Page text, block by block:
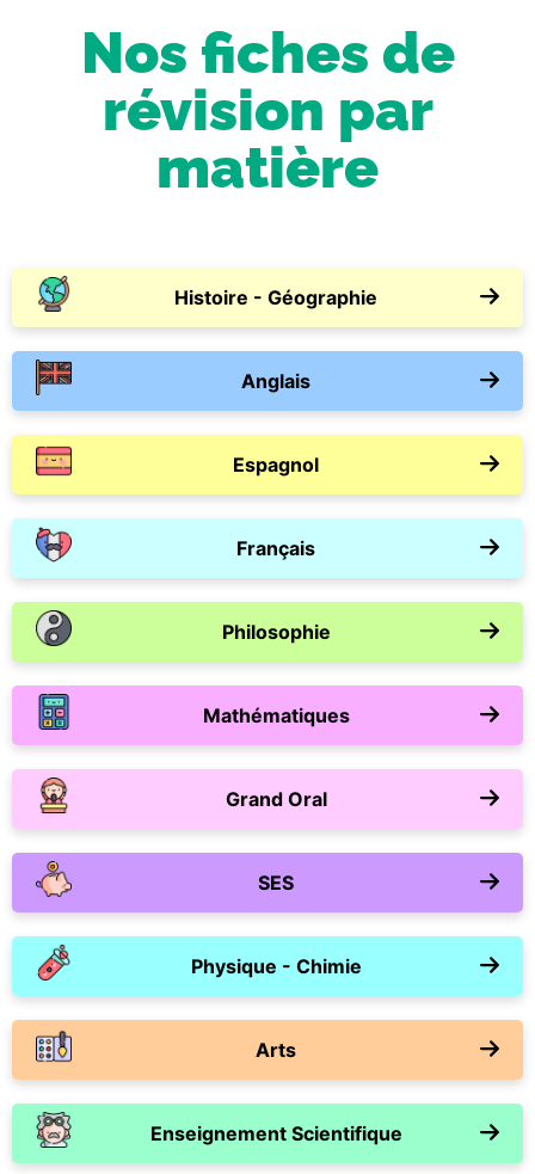
Nos fiches de
révision par
matière
Histoire - Géographie
Anglais
Espagnol
Français
Philosophie
Mathématiques
Grand Oral
SES
Physique - Chimie
Arts
Enseignement Scientifique